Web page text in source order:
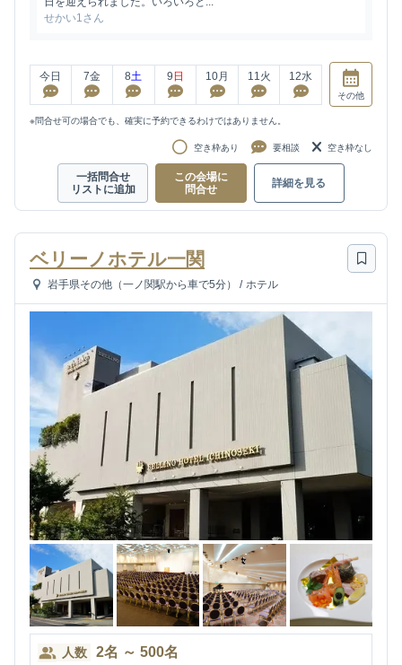
せかい1さん
今日 7金 8土 9 日 10月 11 火 12水
その他
※問合せ可の場合でも、確実に予約できるわけではありません。
空き枠あり 要相談 空き枠なし
一括問合せ
リストに追加
この会場に
問合せ
詳細を見る
ベリーノホテル一関
岩手県その他（一ノ関駅から車で5分） / ホテル
人数 2名 ～ 500名